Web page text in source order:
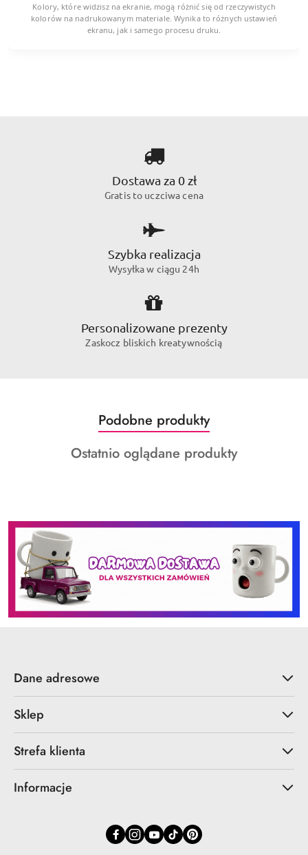
Kolory, które widzisz na ekranie, mogą różnić się od rzeczywistych
kolorów na nadrukowanym materiale. Wynika to różnych ustawień
ekranu, jak i samego procesu druku.
Dostawa za 0 zł
Gratis to uczciwa cena
Szybka realizacja
Wysyłka w ciągu 24h
Personalizowane prezenty
Zaskocz bliskich kreatywnością
Pomiń karuzelę produktów
Produkty
o
statusie:
Podobne produkty
Produkty
Ostatnio oglądane produkty
Dane adresowe
Sklep
Strefa klienta
Informacje